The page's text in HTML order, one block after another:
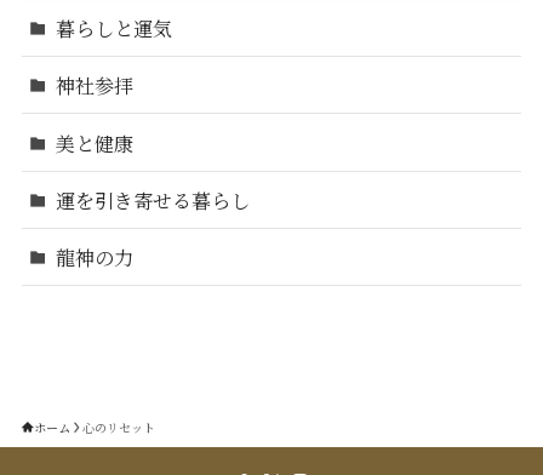
暮らしと運気
神社参拝
美と健康
運を引き寄せる暮らし
龍神の力
ホーム 心のリセット